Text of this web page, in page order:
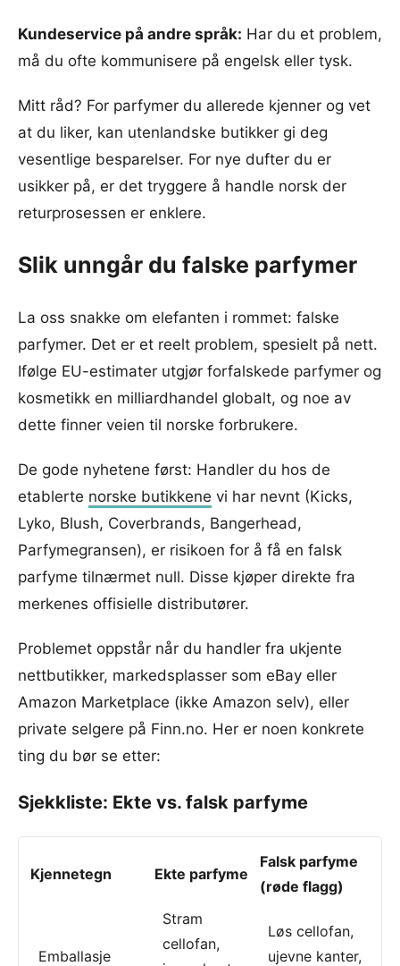
Kundeservice på andre språk: Har du et problem,
må du ofte kommunisere på engelsk eller tysk.
Mitt råd? For parfymer du allerede kjenner og vet
at du liker, kan utenlandske butikker gi deg
vesentlige besparelser. For nye dufter du er
usikker på, er det tryggere å handle norsk der
returprosessen er enklere.
Slik unngår du falske parfymer
La oss snakke om elefanten i rommet: falske
parfymer. Det er et reelt problem, spesielt på nett.
Ifølge EU-estimater utgjør forfalskede parfymer og
kosmetikk en milliardhandel globalt, og noe av
dette finner veien til norske forbrukere.
De gode nyhetene først: Handler du hos de
etablerte norske butikkene vi har nevnt (Kicks,
Lyko, Blush, Coverbrands, Bangerhead,
Parfymegransen), er risikoen for å få en falsk
parfyme tilnærmet null. Disse kjøper direkte fra
merkenes offisielle distributører.
Problemet oppstår når du handler fra ukjente
nettbutikker, markedsplasser som eBay eller
Amazon Marketplace (ikke Amazon selv), eller
private selgere på Finn.no. Her er noen konkrete
ting du bør se etter:
Sjekkliste: Ekte vs. falsk parfyme
Kjennetegn Ekte parfyme
Falsk parfyme
(røde flagg)
Emballasje
Stram
cellofan,
Løs cellofan,
ujevne kanter,